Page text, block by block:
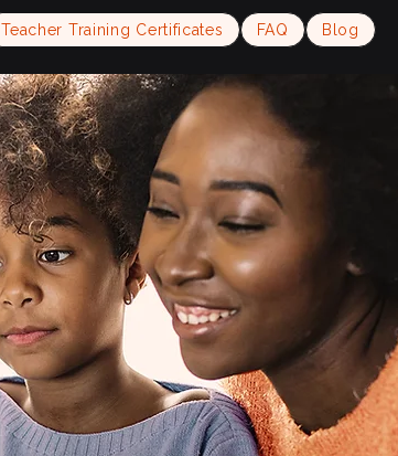
Teacher Training Certificates FAQ Blog